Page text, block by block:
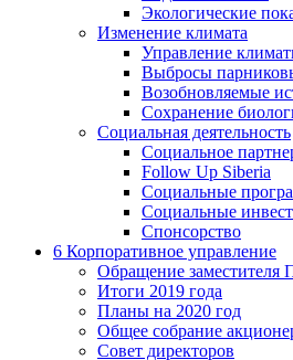
Экологические
Изменение климата
Управление
Выбросы
Возобновляемые
Сохранение
Социальная деятельность
Социальное
Follow Up Siberia
Социальные
Социальные
Спонсорство
6 Корпоративное управление
Обращение заместителя
Итоги 2019 года
Планы на 2020 год
Общее собрание
Совет директоров